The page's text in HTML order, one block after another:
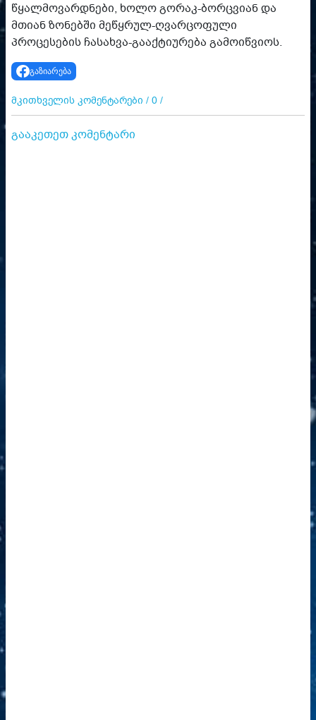
წყალმოვარდნები, ხოლო გორაკ-ბორცვიან და
მთიან ზონებში მეწყრულ-ღვარცოფული
პროცესების ჩასახვა-გააქტიურება გამოიწვიოს.
გაზიარება
მკითხველის კომენტარები / 0 /
გააკეთეთ კომენტარი